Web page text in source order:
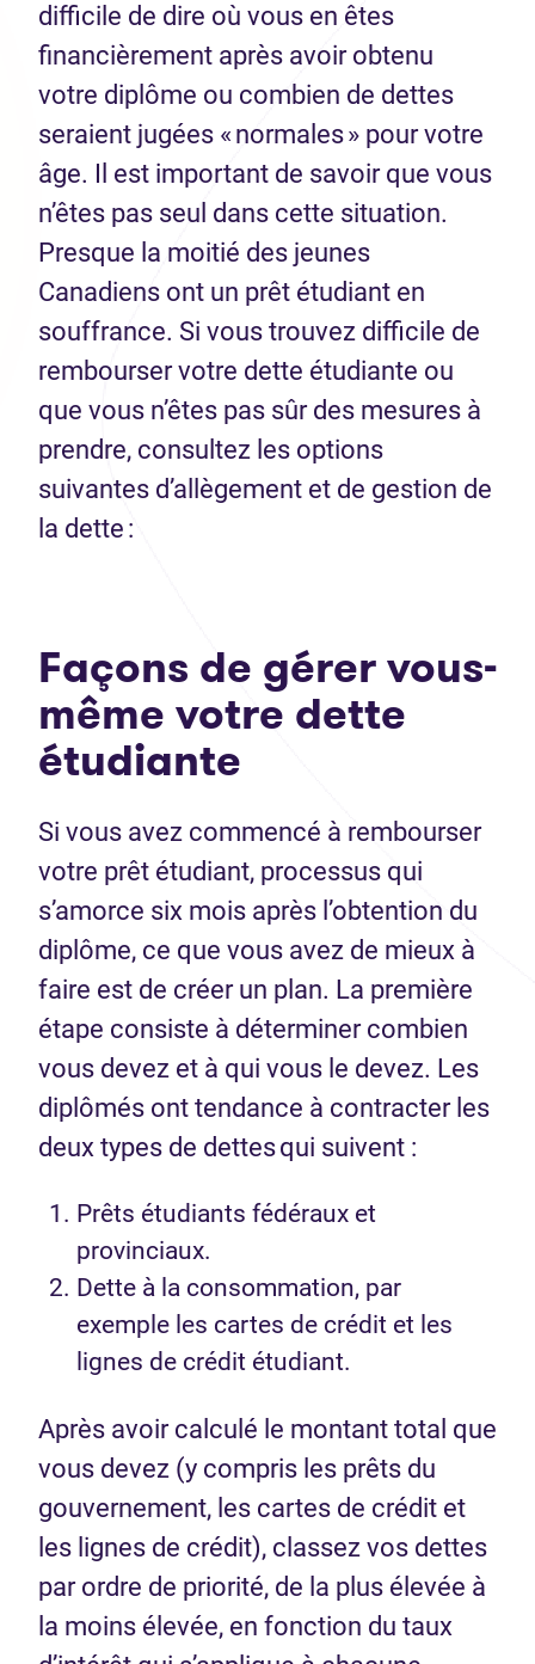
difficile de dire où vous en êtes
financièrement après avoir obtenu
votre diplôme ou combien de dettes
seraient jugées « normales » pour votre
âge. Il est important de savoir que vous
n’êtes pas seul dans cette situation.
Presque la moitié des jeunes
Canadiens ont un prêt étudiant en
souffrance. Si vous trouvez difficile de
rembourser votre dette étudiante ou
que vous n’êtes pas sûr des mesures à
prendre, consultez les options
suivantes d’allègement et de gestion de
la dette :
Façons de gérer vous-
même votre dette
étudiante
Si vous avez commencé à rembourser
votre prêt étudiant, processus qui
s’amorce six mois après l’obtention du
diplôme, ce que vous avez de mieux à
faire est de créer un plan. La première
étape consiste à déterminer combien
vous devez et à qui vous le devez. Les
diplômés ont tendance à contracter les
deux types de dettes qui suivent :
Prêts étudiants fédéraux et
provinciaux.
Dette à la consommation, par
exemple les cartes de crédit et les
lignes de crédit étudiant.
Après avoir calculé le montant total que
vous devez (y compris les prêts du
gouvernement, les cartes de crédit et
les lignes de crédit), classez vos dettes
par ordre de priorité, de la plus élevée à
la moins élevée, en fonction du taux